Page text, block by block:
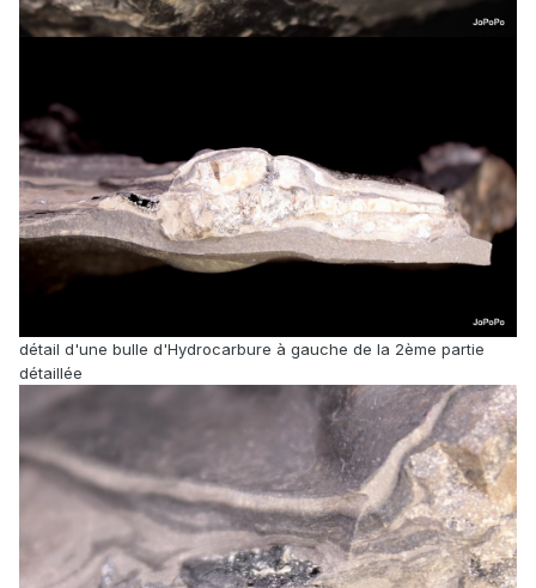
détail d'une bulle d'Hydrocarbure à gauche de la 2ème partie
détaillée